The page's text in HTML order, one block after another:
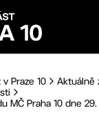
Praze 10
Aktuálně
MČ Praha 10 dne 29.